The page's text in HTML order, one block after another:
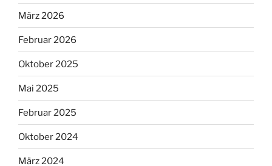
März 2026
Februar 2026
Oktober 2025
Mai 2025
Februar 2025
Oktober 2024
März 2024